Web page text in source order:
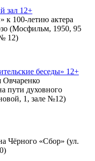
зал 12+
к 100-летию актера
(Мосфильм, 1950, 95
12)
беседы» 12+
Овчаренко
пути духовного
1, зале №12)
Чёрного «Сбор» (ул.